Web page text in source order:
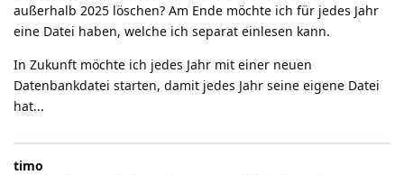
außerhalb 2025 löschen? Am Ende möchte ich für jedes Jahr
eine Datei haben, welche ich separat einlesen kann.
In Zukunft möchte ich jedes Jahr mit einer neuen
Datenbankdatei starten, damit jedes Jahr seine eigene Datei
hat...
timo